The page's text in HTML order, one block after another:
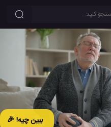
ببین چیه! 🎉